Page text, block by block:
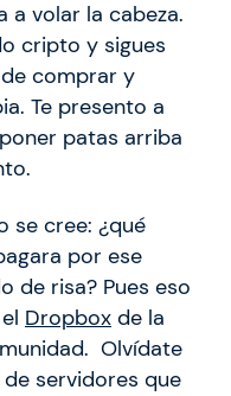
a volar la cabeza.
cripto y sigues
comprar y
Te presento a
patas arriba
se cree: ¿qué
por ese
de risa? Pues eso
Dropbox de la
Olvídate
servidores que